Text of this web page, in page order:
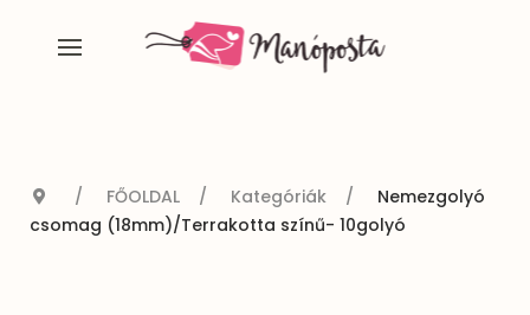
FŐOLDAL Kategóriák
Nemezgolyó
csomag (18mm)/Terrakotta színű- 10golyó